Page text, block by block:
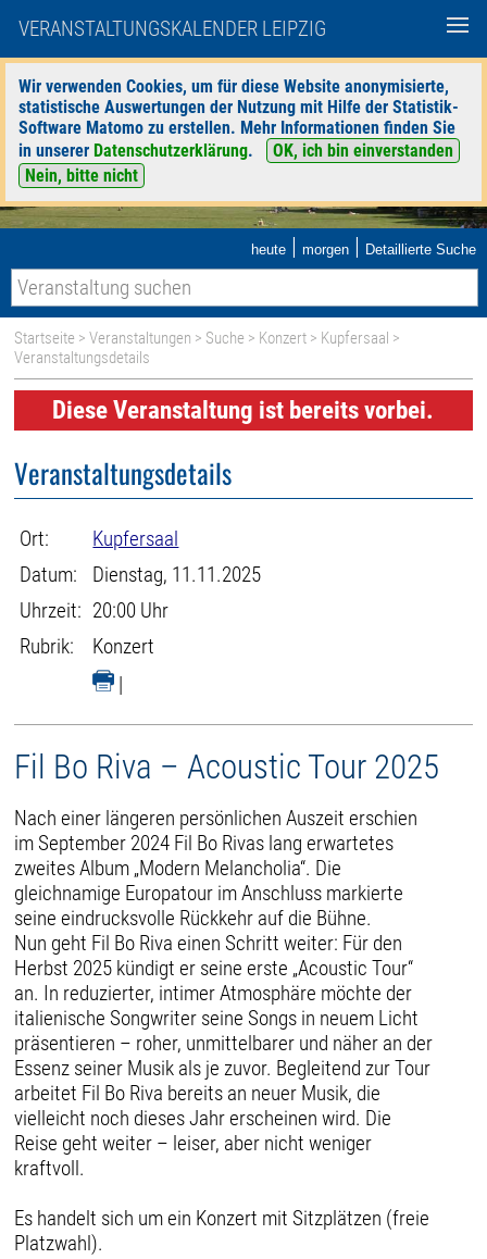
VERANSTALTUNGSKALENDER LEIPZIG
Wir verwenden Cookies, um für diese Website anonymisierte,
statistische Auswertungen der Nutzung mit Hilfe der Statistik-
Software Matomo zu erstellen. Mehr Informationen finden Sie
in unserer Datenschutzerklärung.
OK, ich bin einverstanden
Nein, bitte nicht
heute | morgen | Detaillierte Suche
Startseite >Veranstaltungen > Suche > Konzert > Kupfersaal >
Veranstaltungsdetails
Diese Veranstaltung ist bereits vorbei.
Veranstaltungsdetails
Ort:
Kupfersaal
Datum:
Dienstag, 11.11.2025
Uhrzeit: 20:00 Uhr
Rubrik:
Konzert
|
Fil Bo Riva – Acoustic Tour 2025
Nach einer längeren persönlichen Auszeit erschien
im September 2024 Fil Bo Rivas lang erwartetes
zweites Album „Modern Melancholia“. Die
gleichnamige Europatour im Anschluss markierte
seine eindrucksvolle Rückkehr auf die Bühne.
Nun geht Fil Bo Riva einen Schritt weiter: Für den
Herbst 2025 kündigt er seine erste „Acoustic Tour“
an. In reduzierter, intimer Atmosphäre möchte der
italienische Songwriter seine Songs in neuem Licht
präsentieren – roher, unmittelbarer und näher an der
Essenz seiner Musik als je zuvor. Begleitend zur Tour
arbeitet Fil Bo Riva bereits an neuer Musik, die
vielleicht noch dieses Jahr erscheinen wird. Die
Reise geht weiter – leiser, aber nicht weniger
kraftvoll.
Es handelt sich um ein Konzert mit Sitzplätzen (freie
Platzwahl).